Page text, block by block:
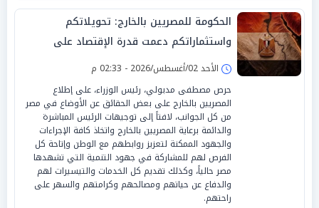
الحكومة للمصريين بالخارج: تحويلاتكم
واستثماراتكم دعمت قدرة الإقتصاد على
الصمود
الأحد 02/أغسطس/2026 - 02:33 م
حرص مصطفى مدبولي، رئيس الوزراء، على إطلاع
المصريين بالخارج على بعض الحقائق عن الأوضاع في مصر
من كل الجوانب، لافتاً إلى توجيهات الرئيس المباشرة
والدائمة برعاية المصريين بالخارج واتخاذ كافة الإجراءات
والجهود الممكنة لتعزيز روابطهم مع الوطن وإتاحة كل
الفرص لهم للمشاركة في جهود التنمية التي تشهدها
مصر حالياً، وكذلك تقديم كل الخدمات والتيسيرات لهم
والدفاع عن حياتهم ومصالحهم وكرامتهم والسهر على
راحتهم.